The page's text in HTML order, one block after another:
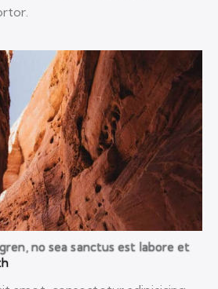
no sea sanctus est labore et